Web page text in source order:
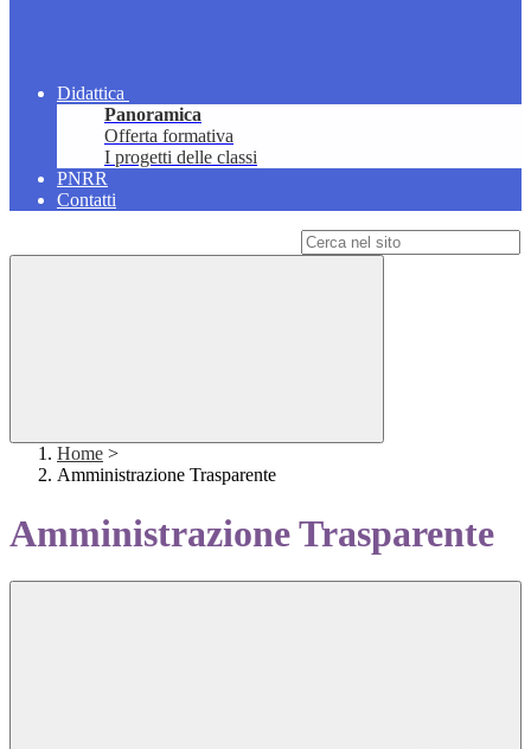
Didattica
Panoramica
Offerta formativa
I progetti delle classi
PNRR
Contatti
Home >
Amministrazione Trasparente
Amministrazione Trasparente